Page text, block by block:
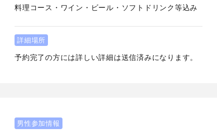
料理コース・ワイン・ビール・ソフトドリンク等込み
詳細場所
予約完了の方には詳しい詳細は送信済みになります。
男性参加情報